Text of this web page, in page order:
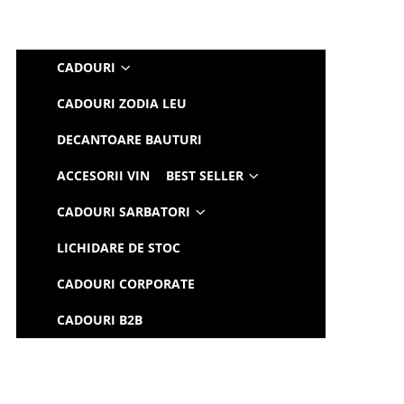
CADOURI
CADOURI ZODIA LEU
DECANTOARE BAUTURI
ACCESORII VIN BEST SELLER
CADOURI SARBATORI
LICHIDARE DE STOC
CADOURI CORPORATE
CADOURI B2B